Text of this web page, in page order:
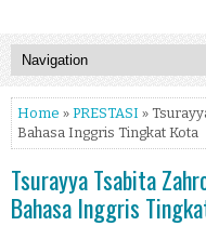
Home » PRESTASI »
Bahasa Inggris Tingkat Kota
Tsurayya Tsabita
Bahasa Inggris